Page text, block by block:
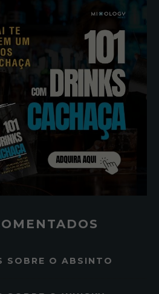
SOBRE O ABSINTO